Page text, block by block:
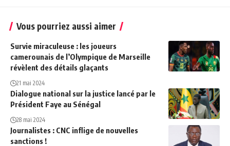
Vous pourriez aussi aimer
Survie miraculeuse : les joueurs
camerounais de l’Olympique de Marseille
révèlent des détails glaçants
21 mai 2024
Dialogue national sur la justice lancé par le
Président Faye au Sénégal
28 mai 2024
Journalistes : CNC inflige de nouvelles
sanctions !